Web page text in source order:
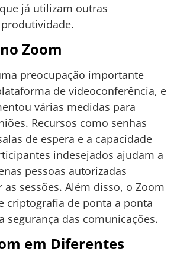
já utilizam outras
Zoom
preocupação importante
de videoconferência, e
várias medidas para
Recursos como senhas
de espera e a capacidade
indesejados ajudam a
pessoas autorizadas
as sessões. Além disso, o Zoom
criptografia de ponta a ponta
segurança das comunicações.
em Diferentes